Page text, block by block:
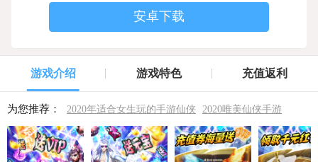
安卓下载
游戏介绍 游戏特色 充值返利
为您推荐： 2020年适合女生玩的手游仙侠 2020唯美仙侠手游